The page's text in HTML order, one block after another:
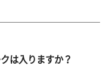
は入りますか？